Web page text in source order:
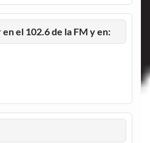
el 102.6 de la FM y en: